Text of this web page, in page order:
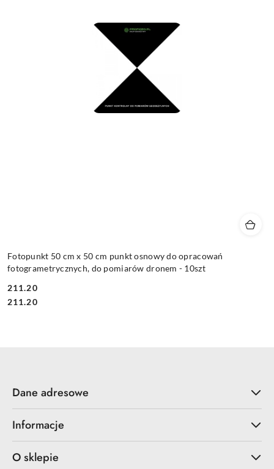
Fotopunkt 50 cm x 50 cm punkt osnowy do opracowań
fotogrametrycznych, do pomiarów dronem - 10szt
Cena:
211.20
Cena:
211.20
Dane adresowe
Informacje
O sklepie